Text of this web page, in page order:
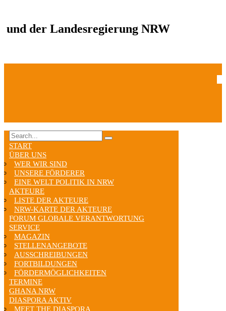
und der Landesregierung NRW
START
ÜBER UNS
WER WIR SIND
UNSERE FÖRDERER
EINE WELT POLITIK IN NRW
AKTEURE
LISTE DER AKTEURE
NRW-KARTE DER AKTEURE
FORUM GLOBALE VERANTWORTUNG
SERVICE
MAGAZIN
STELLENANGEBOTE
AUSSCHREIBUNGEN
FORTBILDUNGEN
FÖRDERMÖGLICHKEITEN
TERMINE
GHANA NRW
DIASPORA AKTIV
MEET THE DIASPORA